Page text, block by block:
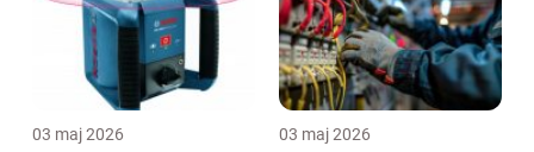
03 maj 2026 03 maj 2026